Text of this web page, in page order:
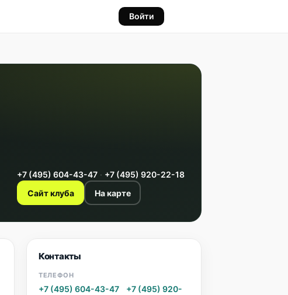
Войти
+7 (495) 604-43-47 · +7 (495) 920-22-18
Сайт клуба
На карте
Контакты
ТЕЛЕФОН
+7 (495) 604-43-47
+7 (495) 920-